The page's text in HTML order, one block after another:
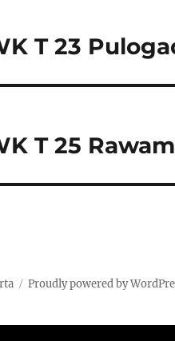
T 23
T 25
Proudly powered by